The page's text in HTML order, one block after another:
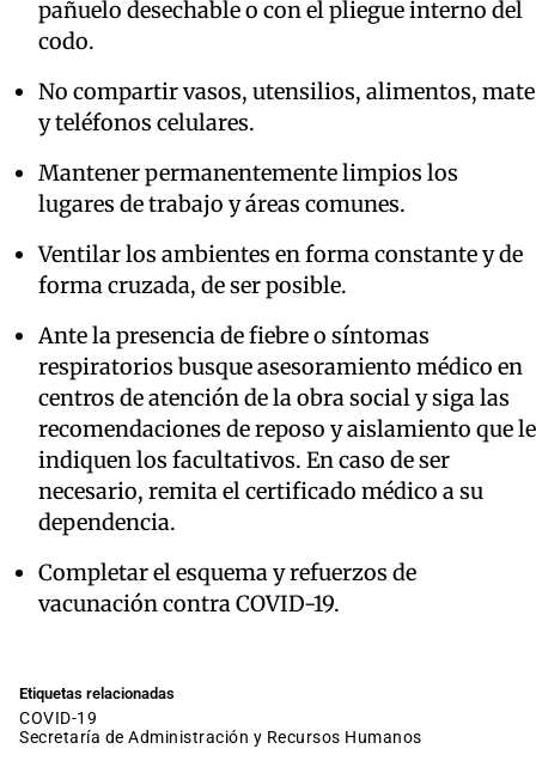
pañuelo desechable o con el pliegue interno del
codo.
No compartir vasos, utensilios, alimentos, mate
y teléfonos celulares.
Mantener permanentemente limpios los
lugares de trabajo y áreas comunes.
Ventilar los ambientes en forma constante y de
forma cruzada, de ser posible.
Ante la presencia de fiebre o síntomas
respiratorios busque asesoramiento médico en
centros de atención de la obra social y siga las
recomendaciones de reposo y aislamiento que le
indiquen los facultativos. En caso de ser
necesario, remita el certificado médico a su
dependencia.
Completar el esquema y refuerzos de
vacunación contra COVID-19.
Etiquetas relacionadas
COVID-19
Secretaría de Administración y Recursos Humanos